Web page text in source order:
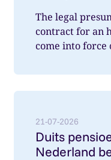
The legal
contract for an
come into force
21-07-2026
Duits
Nederland